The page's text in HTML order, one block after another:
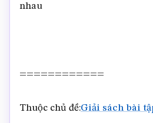
nhau
============
Thuộc chủ đề:Giải sách bài